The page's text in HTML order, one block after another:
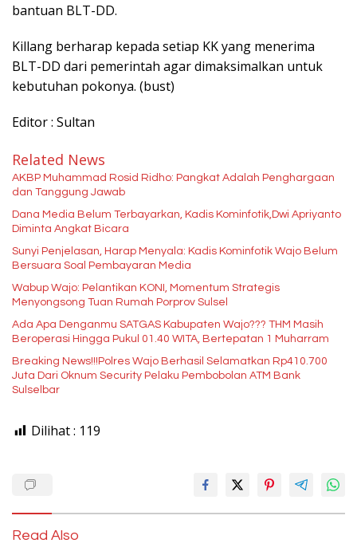
bantuan BLT-DD.
Killang berharap kepada setiap KK yang menerima
BLT-DD dari pemerintah agar dimaksimalkan untuk
kebutuhan pokonya. (bust)
Editor : Sultan
Related News
AKBP Muhammad Rosid Ridho: Pangkat Adalah Penghargaan
dan Tanggung Jawab
Dana Media Belum Terbayarkan, Kadis Kominfotik,Dwi Apriyanto
Diminta Angkat Bicara
Sunyi Penjelasan, Harap Menyala: Kadis Kominfotik Wajo Belum
Bersuara Soal Pembayaran Media
Wabup Wajo: Pelantikan KONI, Momentum Strategis
Menyongsong Tuan Rumah Porprov Sulsel
Ada Apa Denganmu SATGAS Kabupaten Wajo??? THM Masih
Beroperasi Hingga Pukul 01.40 WITA, Bertepatan 1 Muharram
Breaking News!!!Polres Wajo Berhasil Selamatkan Rp410.700
Juta Dari Oknum Security Pelaku Pembobolan ATM Bank
Sulselbar
Dilihat : 119
Read Also